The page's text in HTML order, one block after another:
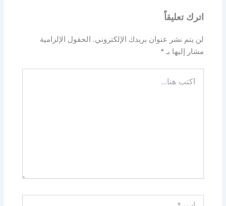
اترك تعليقاً
لن يتم نشر عنوان بريدك الإلكتروني. الحقول الإلزامية
مشار إليها بـ*
هنا...